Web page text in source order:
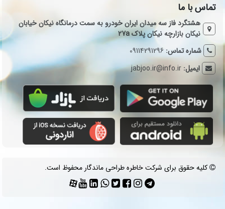
تماس با ما
هشتگرد فاز سه میدان ایران خودرو به سمت درمانگاه نیکان خیابان
نیکان بازارچه نیکان پلاک 27a
شماره تماس:09114291296
ایمیل:jabjoo.ir@info.ir
کلیه حقوق برای شرکت خاطره طراحی ماندگار محفوظ است.